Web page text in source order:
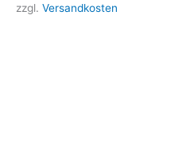
zzgl. Versandkosten